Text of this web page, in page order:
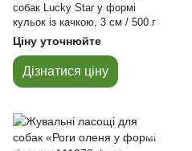
собак Lucky Star у формі
кульок із качкою, 3 см / 500 г
Ціну уточнюйте
Дізнатися ціну